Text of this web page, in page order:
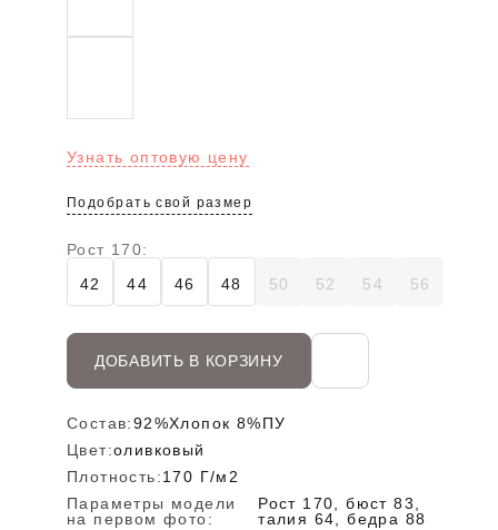
Узнать оптовую цену
Подобрать свой размер
Рост 170:
42
44 46 48 50 52 54 56
ДОБАВИТЬ В КОРЗИНУ
Состав:92%Хлопок 8%ПУ
Цвет:оливковый
Плотность:170 Г/м2
Параметры модели
на первом фото:
Рост 170, бюст 83,
талия 64, бедра 88